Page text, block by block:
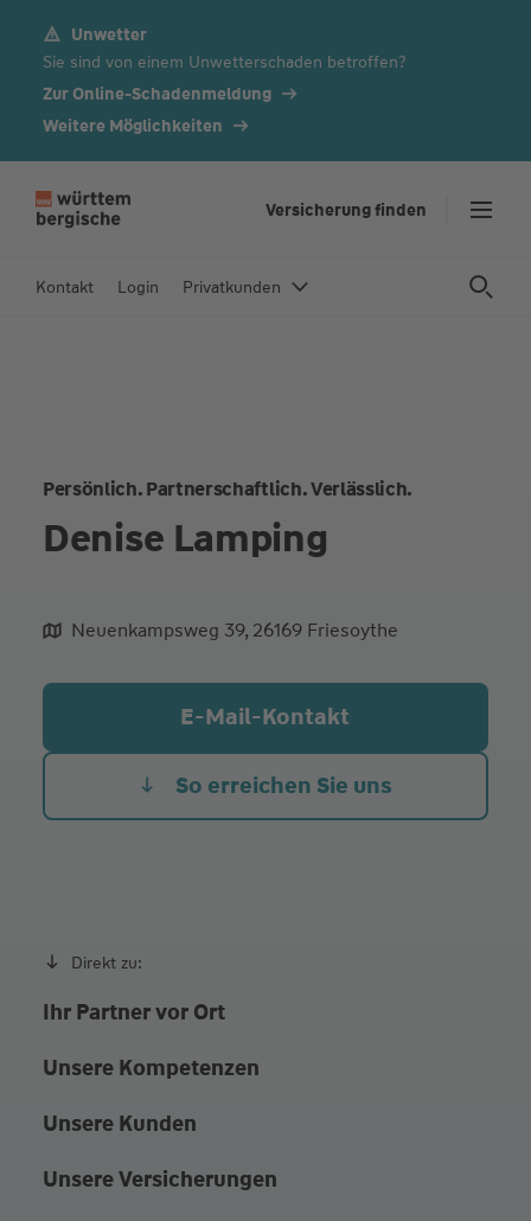
Unwetter
Sie sind von einem Unwetterschaden betroffen?
Zur Online-Schadenmeldung
Weitere Möglichkeiten
ri
Versicherung finden
Kontakt Login Privatkunden
Persönlich. Partnerschaftlich. Verlässlich.
Denise Lamping
aliqua culpa cillum ullamco
Neuenkampsweg 39, 26169 Friesoythe
E-Mail-Kontakt
So erreichen Sie uns
Direkt zu:
Ihr Partner vor Ort
Unsere Kompetenzen
Unsere Kunden
Unsere Versicherungen